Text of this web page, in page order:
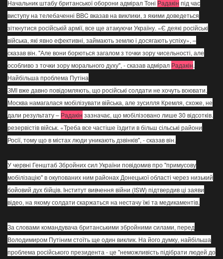
Начальник штабу британської оборони адмірал Тоні Радакін під час
виступу на телебаченні BBC вказав на виклики, з якими доведеться
зіткнутися російській армії, все ще атакуючи Україну. «Є деякі російські
війська, які явно ефективні, займають землю і досягають успіху», –
сказав він. "Але вони борються загалом з точки зору чисельності, але
особливо з точки зору морального духу", - сказав адмірал Радакін.
Найбільша проблема Путіна
ЗМІ вже давно повідомляють, що російські солдати не хочуть воювати.
Москва намагалася мобілізувати війська, але зусилля Кремля, схоже, не
дали результату – Радакін зазначає, що мобілізовано лише 30 відсотків.
резервістів військ. «Треба все частіше їздити в більш сільські райони
Росії, тому що в містах люди уникають дзвінків", - сказав він.
У червні Генштаб Збройних сил України повідомив про "примусову
мобілізацію" в окупованих ним районах Донецької області через низький
бойовий дух бійців. Інститут вивчення війни (ISW) підтвердив ці заяви
відео, на якому солдати скаржаться на нестачу їжі та медикаментів.
За словами командувача британськими збройними силами, перед
Володимиром Путіним стоїть ще один виклик. На його думку, найбільша
проблема російського президента - це "неможливість підібрати людей до